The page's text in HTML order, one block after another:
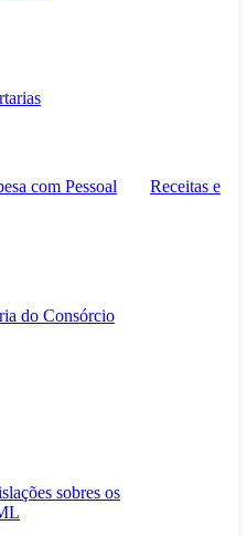
com Pessoal
Receitas e
do Consórcio
sobres os